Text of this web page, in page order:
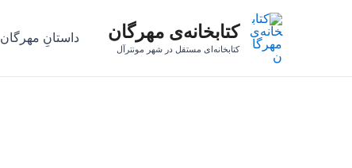
کتابخانه‌ی مهرگان
کتابخانه‌ای مستقل در شهر مونترآل
داستانِ مهرگان